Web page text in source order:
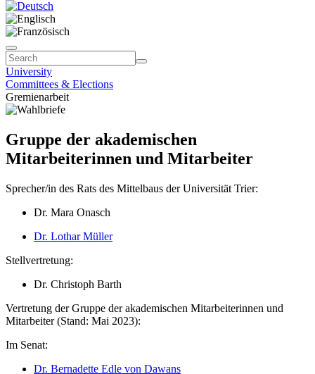
University
Committees & Elections
Gremienarbeit
Gruppe der akademischen
Mitarbeiterinnen und Mitarbeiter
Sprecher/in des Rats des Mittelbaus der Universität Trier:
Dr. Mara Onasch
Dr. Lothar Müller
Stellvertretung:
Dr. Christoph Barth
Vertretung der Gruppe der akademischen Mitarbeiterinnen und
Mitarbeiter (Stand: Mai 2023):
Im Senat:
Dr. Bernadette Edle von Dawans